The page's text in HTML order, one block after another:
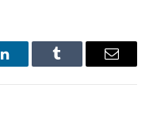
LinkedInTumblr Email